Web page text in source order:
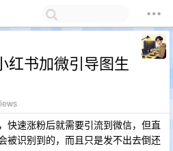
红书加微引导图生
快速涨粉后就需要引流到微信，但直
被识别到的，而且只是发不出去倒还